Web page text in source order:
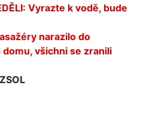
Vyrazte k vodě, bude
narazilo do
všichni se zranili